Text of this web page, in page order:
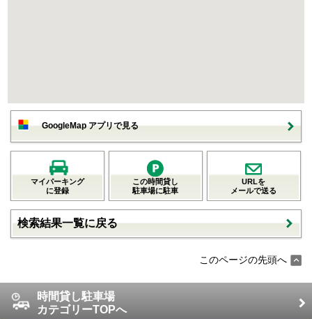
GoogleMap アプリで見る
マイパーキング
に登録
この時間貸し
駐車場に駐車
URLを
メールで送る
検索結果一覧に戻る
このページの先頭へ
時間貸し駐車場
カテゴリーTOPへ